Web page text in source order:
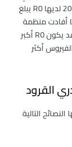
القرود التي أدت إلى تفشي المرض عام 2022 لديها R0 يبلغ
أفادت منظمة
الصحة العالمية في حزيران؛ على أية حال، قد يكون R0 أكبر
أكثر
القرود
التالية